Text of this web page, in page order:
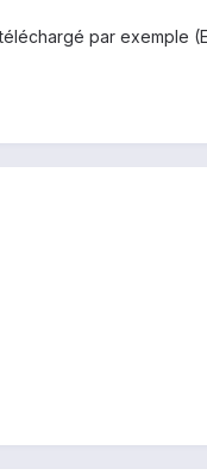
par exemple